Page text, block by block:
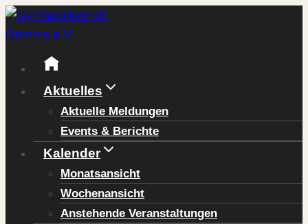
Zum
Inhalt
springen
Aktuelles
Aktuelle Meldungen
Events & Berichte
Kalender
Monatsansicht
Wochenansicht
Anstehende Veranstaltungen